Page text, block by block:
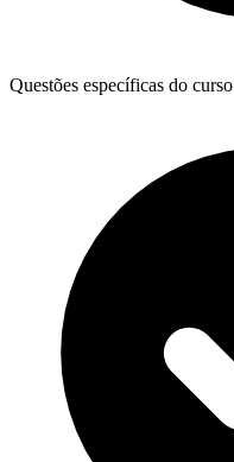
Questões específicas do curso